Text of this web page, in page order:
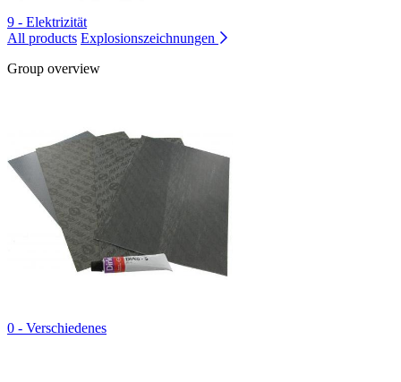
9 - Elektrizität
All products Explosionszeichnungen
Group overview
0 - Verschiedenes